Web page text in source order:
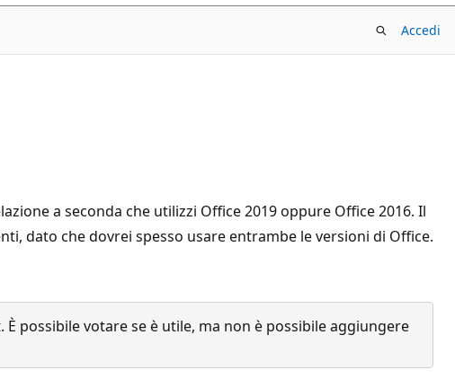
Accedi
a seconda che utilizzi Office 2019 oppure Office 2016. Il
dato che dovrei spesso usare entrambe le versioni di Office.
possibile votare se è utile, ma non è possibile aggiungere